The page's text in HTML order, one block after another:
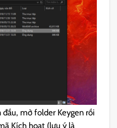
đầu, mở folder Keygen rồi
Kích hoạt (lưu ý là